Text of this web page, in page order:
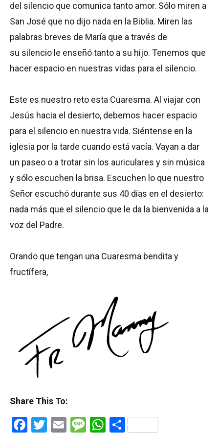
del silencio que comunica tanto amor. Sólo miren a
San José que no dijo nada en la Biblia. Miren las
palabras breves de María que a través de
su silencio le enseñó tanto a su hijo. Tenemos que
hacer espacio en nuestras vidas para el silencio.
Este es nuestro reto esta Cuaresma. Al viajar con
Jesús hacia el desierto, debemos hacer espacio
para el silencio en nuestra vida. Siéntense en la
iglesia por la tarde cuando está vacía. Vayan a dar
un paseo o a trotar sin los auriculares y sin música
y sólo escuchen la brisa. Escuchen lo que nuestro
Señor escuchó durante sus 40 días en el desierto:
nada más que el silencio que le da la bienvenida a la
voz del Padre.
Orando que tengan una Cuaresma bendita y
fructífera,
Share This To:
Facebook
Twitter
EmailMessage
WhatsApp
Share